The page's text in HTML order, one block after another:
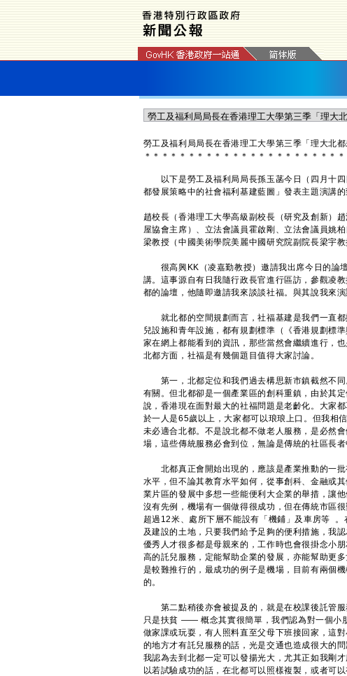
勞工及福利局局長在香港理工大學第三季「理大北
＊ ＊ ＊ ＊ ＊ ＊ ＊ ＊ ＊ ＊ ＊ ＊ ＊ ＊ ＊ ＊ ＊ ＊ ＊ ＊ ＊ ＊ ＊
以下是勞工及福利局局長孫玉菡今日（四月十四
都發展策略中的社會福利基建藍圖」發表主題演講的
趙校長（香港理工大學高級副校長（研究及創新）
屋協會主席）、立法會議員霍啟剛、立法會議員姚
梁教授（中國美術學院美麗中國研究院副院長梁宇
很高興KK（凌嘉勤教授）邀請我出席今日的論
講。這事源自有日我隨行政長官進行區訪，參觀凌
都的論壇，他隨即邀請我來談談社福。與其說我來
就北都的空間規劃而言，社福基建是我們一直都
兒設施和青年設施，都有規劃標準（《香港規劃標
家在網上都能看到的資訊，那些當然會繼續進行，
北都方面，社福是有幾個題目值得大家討論。
第一，北都定位和我們過去構思新市鎮截然不同
有關。但北都卻是一個產業區的創科重鎮，由於其
說，香港現在面對最大的社福問題是老齡化。大家
於一人是65歲以上，大家都可以琅琅上口。但我相
未必適合北都。不是說北都不做老人服務，是必然
場，這些傳統服務必會到位，無論是傳統的社區長
北都真正會開始出現的，應該是產業推動的一批
水平，但不論其教育水平如何，從事創科、金融或
業片區的發展中多想一些能便利大企業的舉措，讓
沒有先例，機場有一個做得很成功，但在傳統市區
超過12米、處所下層不能設有「機鋪」及車房等
及建設的土地，只要我們給予足夠的便利措施，我
優秀人才很多都是母親來的，工作時也會很掛念小
高的託兒服務，定能幫助企業的發展，亦能幫助更
是較難推行的，最成功的例子是機場，目前有兩個
的。
第二點稍後亦會被提及的，就是在校課後託管服
只是扶貧 —— 概念其實很簡單，我們認為對一個小
做家課或玩耍，有人照料直至父母下班接回家，這
的地方才有託兒服務的話，光是交通也造成很大的
我認為去到北都一定可以發揚光大，尤其正如我剛
以若試驗成功的話，在北都可以照樣複製，或者